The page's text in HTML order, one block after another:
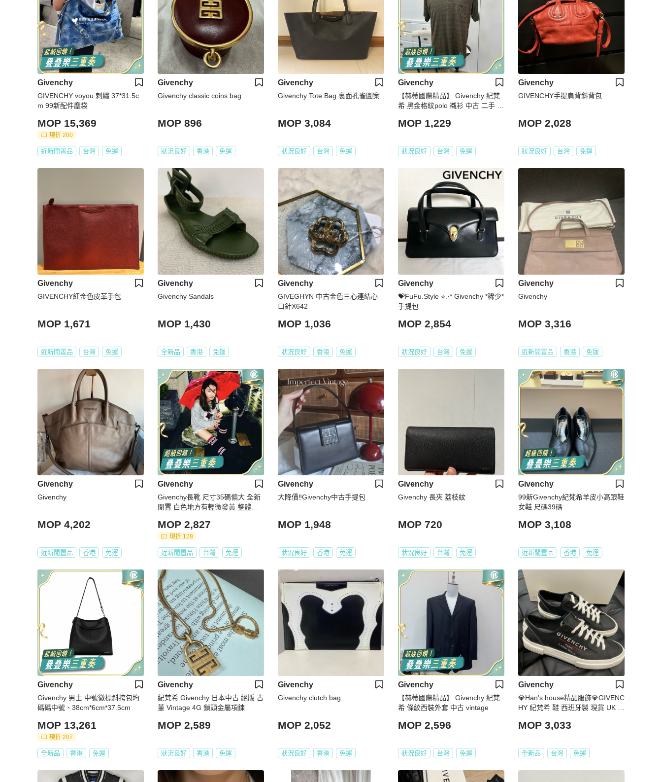
Givenchy
GIVENCHY voyou 刺繡 37*31.5c
m 99新配件塵袋
MOP 15,369
現折 200
近新閒置品 台灣 免運
Givenchy
Givenchy classic coins bag
MOP 896
狀況良好 香港 免運
Givenchy
Givenchy Tote Bag 裏面孔雀圖案
MOP 3,084
狀況良好 台灣 免運
Givenchy
【赫蒂國際精品】 Givenchy 紀梵
希 黑金格紋polo 襯衫 中古 二手 vi
MOP 1,229
狀況良好 台灣 免運
Givenchy
GIVENCHY手提肩背斜背包
MOP 2,028
狀況良好 台灣 免運
Givenchy
GIVENCHY紅金色皮革手包
MOP 1,671
近新閒置品 台灣 免運
Givenchy
Givenchy Sandals
MOP 1,430
全新品 香港 免運
Givenchy
GIVEGHYN 中古金色三心連結心
口針X642
MOP 1,036
狀況良好 香港 免運
Givenchy
💝FuFu.Style ⟡.·* Givenchy *稀少*
手提包
MOP 2,854
狀況良好 台灣 免運
Givenchy
Givenchy
MOP 3,316
近新閒置品 香港 免運
Givenchy
Givenchy
MOP 4,202
近新閒置品 香港 免運
Givenchy
Givenchy長靴 尺寸35碼偏大 全新
閒置 白色地方有輕微發黃 整體不
MOP 2,827
現折 128
近新閒置品 台灣 免運
Givenchy
大降價‼️Givenchy中古手提包
MOP 1,948
狀況良好 香港 免運
Givenchy
Givenchy 長夾 荔枝紋
MOP 720
狀況良好 台灣 免運
Givenchy
99新Givenchy紀梵希羊皮小高跟鞋
女鞋 尺碼39碼
MOP 3,108
近新閒置品 香港 免運
Givenchy
Givenchy 男士 中號徽標斜挎包均
碼碼中號、38cm*6cm*37.5cm
MOP 13,261
現折 207
全新品 香港 免運
Givenchy
紀梵希 Givenchy 日本中古 絕版 古
董 Vintage 4G 鎖頭金屬項鍊
MOP 2,589
狀況良好 香港 免運
Givenchy
Givenchy clutch bag
MOP 2,052
狀況良好 香港 免運
Givenchy
【赫蒂國際精品】 Givenchy 紀梵
希 條紋西裝外套 中古 vintage
MOP 2,596
狀況良好 台灣 免運
Givenchy
💎Han's house精品服飾💎GIVENC
HY 紀梵希 鞋 西班牙製 現貨 UK 8
MOP 3,033
全新品 台灣 免運